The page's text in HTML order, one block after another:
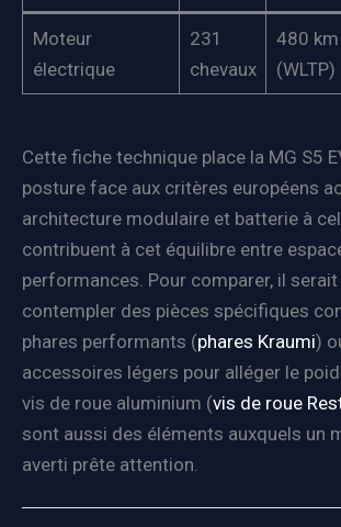
Moteur
électrique
231
chevaux
480 km
(WLTP)
Cette fiche technique place la MG S5
posture face aux critères européens
architecture modulaire et batterie à
contribuent à cet équilibre entre
performances. Pour comparer, il
contempler des pièces spécifiques
phares performants (phares Kraumi)
accessoires légers pour alléger le
vis de roue aluminium (vis de roue
sont aussi des éléments auxquels un
averti prête attention.